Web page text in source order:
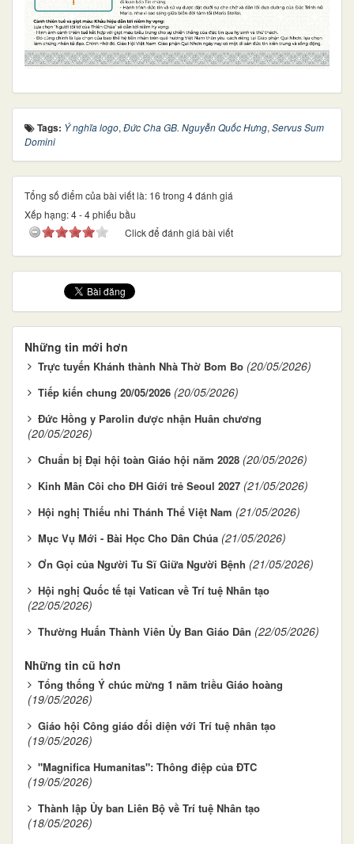
Tags: Ý nghĩa logo, Đức Cha GB. Nguyễn Quốc Hưng, Servus Sum
Domini
Tổng số điểm của bài viết là: 16 trong 4 đánh giá
Xếp hạng:4-4phiếu bầu
Click để đánh giá bài viết
Những tin mới hơn
Trực tuyến Khánh thành Nhà Thờ Bom Bo (20/05/2026)
Tiếp kiến chung 20/05/2026 (20/05/2026)
Đức Hồng y Parolin được nhận Huân chương
(20/05/2026)
Chuẩn bị Đại hội toàn Giáo hội năm 2028 (20/05/2026)
Kinh Mân Côi cho ĐH Giới trẻ Seoul 2027 (21/05/2026)
Hội nghị Thiếu nhi Thánh Thể Việt Nam (21/05/2026)
Mục Vụ Mới - Bài Học Cho Dân Chúa (21/05/2026)
Ơn Gọi của Người Tu Sĩ Giữa Người Bệnh (21/05/2026)
Hội nghị Quốc tế tại Vatican về Trí tuệ Nhân tạo
(22/05/2026)
Thường Huấn Thành Viên Ủy Ban Giáo Dân (22/05/2026)
Những tin cũ hơn
Tổng thống Ý chúc mừng 1 năm triều Giáo hoàng
(19/05/2026)
Giáo hội Công giáo đối diện với Trí tuệ nhân tạo
(19/05/2026)
"Magnifica Humanitas": Thông điệp của ĐTC
(19/05/2026)
Thành lập Ủy ban Liên Bộ về Trí tuệ Nhân tạo
(18/05/2026)